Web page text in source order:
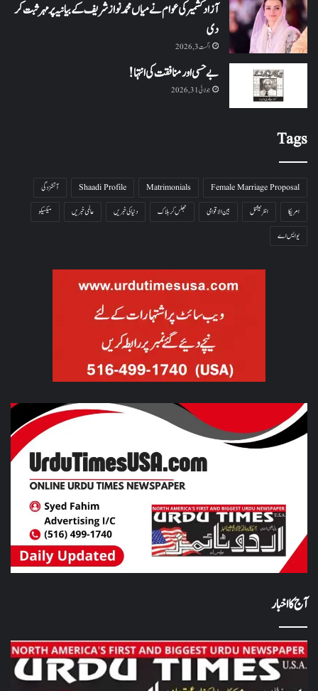
آزاد کشمیر کی عوام نے میاں محمد نواز شریف کے بیانیہ پر مہر ثبت کر
دی
اگست 3, 2026
بے حسی اور منافقت کی انتہا !
جولائی 31, 2026
Tags
Female Marriage Proposal
Matrimonials
Shaadi Profile
آتشزدگی
امریکا
انٹرنیشنل بین الاقوامی جھلس کر ہلاک دنیا کی خبریں عالمی خبریں
میکسیکو
یو ایس اے
آج کا اخبار